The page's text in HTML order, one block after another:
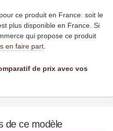
ce produit en France: soit le
plus disponible en France. Si
qui propose ce produit
en faire part.
de prix avec vos
de ce modèle